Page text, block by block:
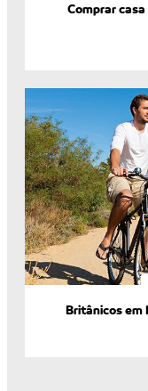
Comprar
Britânicos em